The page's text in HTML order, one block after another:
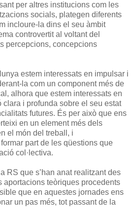
per altres institucions com les
socials, plategen diferents
incloure-la dins el seu àmbit
controvertit al voltant del
percepcions, concepcions
estem interessats en impulsar i
la com un component més de
alhora que estem interessats en
clara i profunda sobre el seu estat
futures. És per això que ens
en un element més dels
el món del treball, i
part de les qüestions que
col·lectiva.
RS que s’han anat realitzant des
aportacions teòriques procedents
que en aquestes jornades ens
un pas més, tot passant de la